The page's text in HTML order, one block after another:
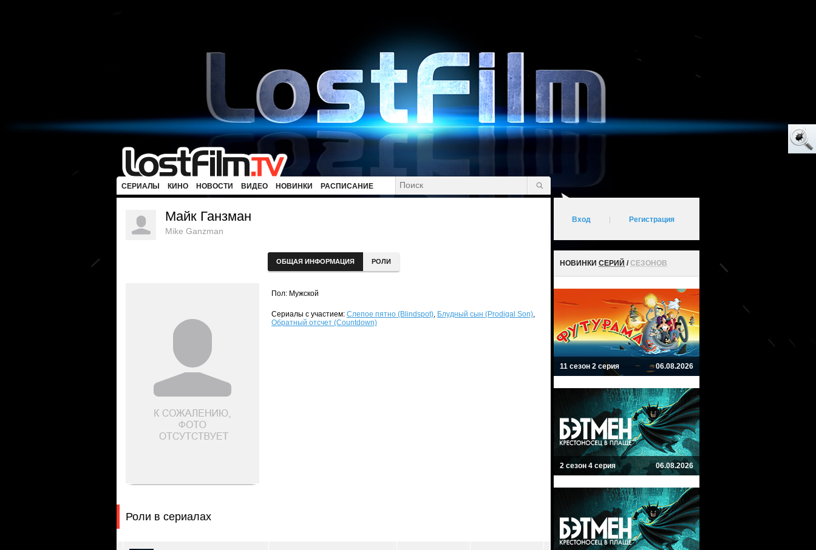
СЕРИАЛЫ КИНО НОВОСТИ ВИДЕО НОВИНКИ РАСПИСАНИЕ
Майк Ганзман
Mike Ganzman
ОБЩАЯ ИНФОРМАЦИЯ РОЛИ
Пол: Мужской
Сериалы с участием: Слепое пятно (Blindspot), Блудный сын (Prodigal Son),
Обратный отсчет (Countdown)
Роли в сериалах
Вход Регистрация
НОВИНКИ СЕРИЙ /СЕЗОНОВ
11 сезон 2 серия 06.08.2026
2 сезон 4 серия 06.08.2026